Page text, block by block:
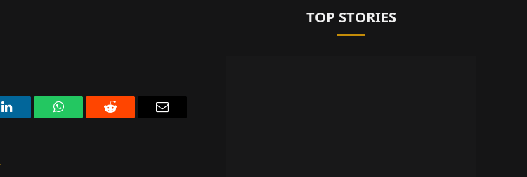
LinkedIn WhatsAppReddit
TOP STORIES